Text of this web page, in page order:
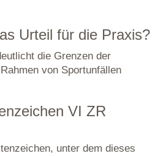
Urteil für die Praxis?
die Grenzen der
von Sportunfällen
VI ZR
unter dem dieses